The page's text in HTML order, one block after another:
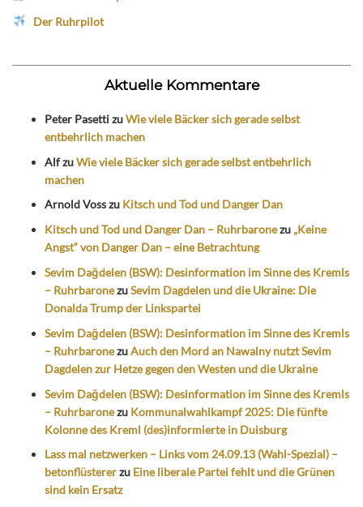
Der Ruhrpilot
Aktuelle Kommentare
Peter PasettizuWie viele Bäcker sich gerade selbst
entbehrlich machen
AlfzuWie viele Bäcker sich gerade selbst entbehrlich
machen
Arnold Vosszu Kitsch und Tod und Danger Dan
Kitsch und Tod und Danger Dan – Ruhrbaronezu „Keine
Angst“ von Danger Dan – eine Betrachtung
Sevim Dağdelen (BSW): Desinformation im Sinne des Kremls
– RuhrbaronezuSevim Dagdelen und die Ukraine: Die
Donalda Trump der Linkspartei
Sevim Dağdelen (BSW): Desinformation im Sinne des Kremls
– RuhrbaronezuAuch den Mord an Nawalny nutzt Sevim
Dagdelen zur Hetze gegen den Westen und die Ukraine
Sevim Dağdelen (BSW): Desinformation im Sinne des Kremls
– Ruhrbaronezu Kommunalwahlkampf 2025: Die fünfte
Kolonne des Kreml (des)informierte in Duisburg
Lass mal netzwerken – Links vom 24.09.13 (Wahl-Spezial) –
betonflüstererzu Eine liberale Partei fehlt und die Grünen
sind kein Ersatz